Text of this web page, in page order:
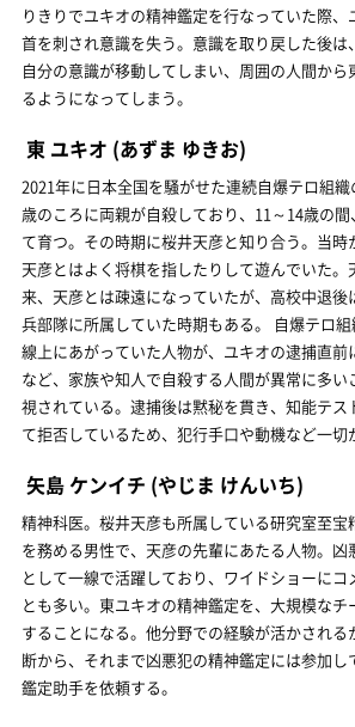
りきりでユキオの精神鑑定を行なっていた際、
首を刺され意識を失う。意識を取り戻した後は
自分の意識が移動してしまい、周囲の人間か
るようになってしまう。
東 ユキオ (あずま ゆきお)
2021年に日本全国を騒がせた連続自爆テロ組
歳のころに両親が自殺しており、11～14歳の
て育つ。その時期に桜井天彦と知り合う。当時
天彦とはよく将棋を指したりして遊んでいた。
来、天彦とは疎遠になっていたが、高校中退
兵部隊に所属していた時期もある。 自爆テロ
線上にあがっていた人物が、ユキオの逮捕直前
など、家族や知人で自殺する人間が異常に多い
視されている。逮捕後は黙秘を貫き、知能テス
て拒否しているため、犯行手口や動機など一切
矢島 ケンイチ (やじま けんいち)
精神科医。桜井天彦も所属している研究室至
を務める男性で、天彦の先輩にあたる人物。凶
として一線で活躍しており、ワイドショーにコ
とも多い。東ユキオの精神鑑定を、大規模なチ
することになる。他分野での経験が活かされる
断から、それまで凶悪犯の精神鑑定には参加し
鑑定助手を依頼する。